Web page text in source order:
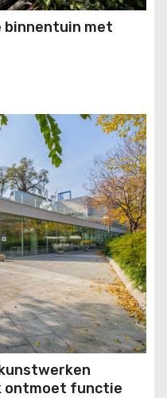
binnentuin met
ontmoet functie